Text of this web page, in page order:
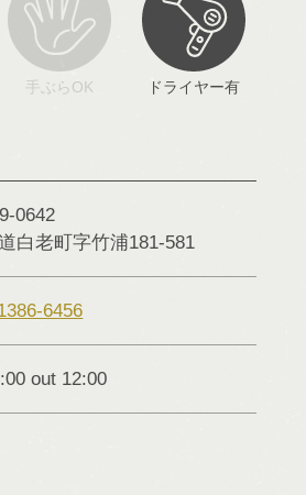
手ぶらOK ドライヤー有
0642
白老町字竹浦181-581
6456
out 12:00